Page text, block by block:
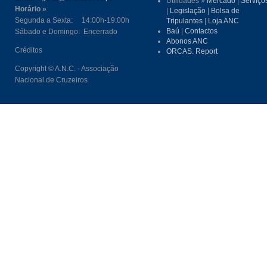
Horário »
Segunda a Sexta: 14:00h-19:00h
Sábado e Domingo: Encerrado
Créditos
Copyright © A.N.C. - Associação
Nacional de Cruzeiros
Legislação
Bolsa de
Tripulantes
Loja ANC
Baú |Contactos
Abonos ANC
ORCAS. Report